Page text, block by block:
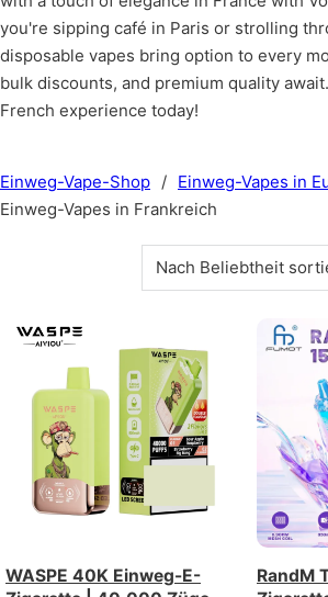
you're sipping café in Paris or strolling
disposable vapes bring option to every
bulk discounts, and premium quality
French experience today!
Einweg-Vape-Shop / Einweg-Vapes in
Einweg-Vapes in Frankreich
WASPE 40K Einweg-E-
RandM